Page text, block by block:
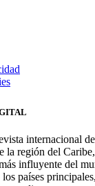
internacional
la región del
influyente del
países